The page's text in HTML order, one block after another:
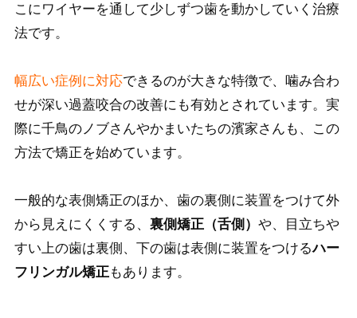
こにワイヤーを通して少しずつ歯を動かしていく治療
法です。
幅広い症例に対応できるのが大きな特徴で、噛み合わ
せが深い過蓋咬合の改善にも有効とされています。実
際に千鳥のノブさんやかまいたちの濱家さんも、この
方法で矯正を始めています。
一般的な表側矯正のほか、歯の裏側に装置をつけて外
から見えにくくする、 裏側矯正（舌側） や、目立ちや
すい上の歯は裏側、下の歯は表側に装置をつけるハー
フリンガル矯正もあります。